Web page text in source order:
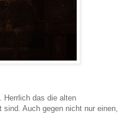
Herrlich das die alten
Auch gegen nicht nur einen,